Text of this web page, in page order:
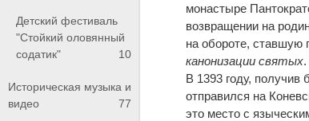
Детский фестиваль
"Стойкий оловянный
содатик"
10
Историческая музыка и
видео
77
монастыре
возвращении на
на обороте, ставшую
канонизации святых
В 1393 году, получив
отправился на
это место с